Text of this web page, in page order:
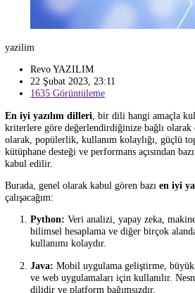
yazilim
Revo YAZILIM
22 Şubat 2023, 23:11
1635 Görüntüleme